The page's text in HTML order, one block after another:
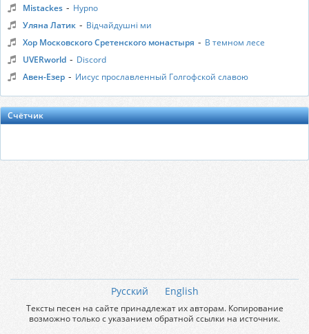
Mistackes - Hypno
Уляна Латик - Відчайдушні ми
Хор Московского Сретенского монастыря - В темном лесе
UVERworld - Discord
Авен-Езер - Иисус прославленный Голгофской славою
Счётчик
Русский English
Тексты песен на сайте принадлежат их авторам. Копирование
возможно только с указанием обратной ссылки на источник.